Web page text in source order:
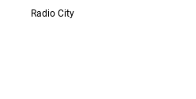
Radio City